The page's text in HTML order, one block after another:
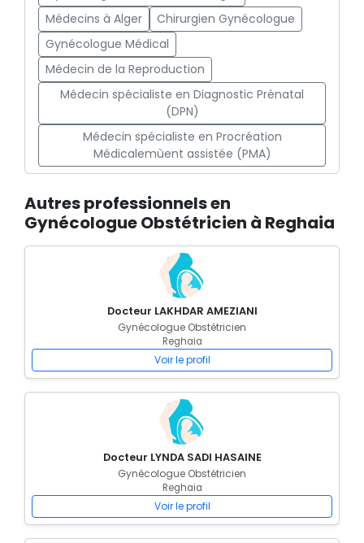
Médecins à Alger
Chirurgien Gynécologue
Gynécologue Médical
Médecin de la Reproduction
Médecin spécialiste en Diagnostic Prénatal
(DPN)
Médecin spécialiste en Procréation
Médicalemùent assistée (PMA)
Autres professionnels en
Gynécologue Obstétricien à Reghaia
Docteur LAKHDAR AMEZIANI
Gynécologue Obstétricien
Reghaia
Voir le profil
Docteur LYNDA SADI HASAINE
Gynécologue Obstétricien
Reghaia
Voir le profil